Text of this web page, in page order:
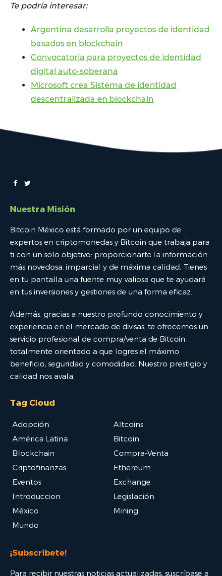
Te podría interesar:
Argentina desarrolla proyectos de identidad
basados en blockchain
Convocatoria para proyectos de identidad
digital auto-soberana
Microsoft crea Sistema de identidad
descentralizada en blockchain
Nuestra Misión
Bitcoin México está formado por un equipo de
expertos en criptomonedas y Bitcoin que trabaja para
ti con un solo objetivo: proporcionarte la información
más novedosa, imparcial y de máxima calidad. Tienes
en tu pantalla una fuente muy valiosa que te ayudará
en tus inversiones y gestiones de una forma eficaz.
Además, gracias a nuestro profundo conocimiento y
experiencia en el mercado de divisas, te ofrecemos un
servicio profesional de compra/venta de Bitcoin,
totalmente orientado a que logres el máximo
beneficio, seguridad y comodidad. Nuestro prestigio y
calidad nos avala.
Tag Cloud
Adopción
Altcoins
América Latina
Bitcoin
Blockchain
Compra-Venta
Criptofinanzas
Ethereum
Eventos
Exchange
Introduccion
Legislación
México
Mining
Mundo
¡Subscríbete!
Para recibir nuestras noticias actualizadas, suscríbase a